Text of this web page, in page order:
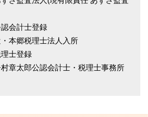
会計士登録
本郷税理士法人入所
士登録
章太郎公認会計士・税理士事務所